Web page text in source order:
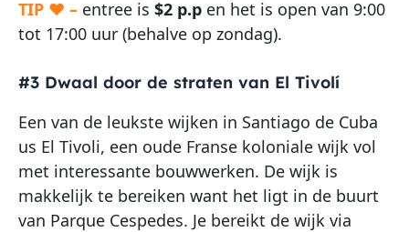
TIP ♥ – entree is $2 p.p en het is open van 9:00
tot 17:00 uur (behalve op zondag).
#3 Dwaal door de straten van El Tivolí
Een van de leukste wijken in Santiago de Cuba
us El Tivoli, een oude Franse koloniale wijk vol
met interessante bouwwerken. De wijk is
makkelijk te bereiken want het ligt in de buurt
van Parque Cespedes. Je bereikt de wijk via